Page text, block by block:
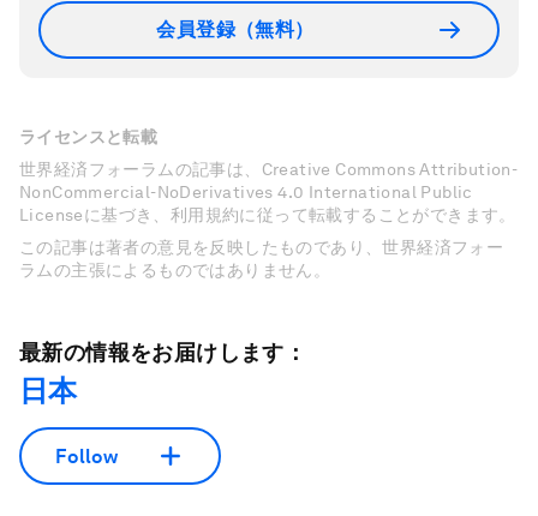
会員登録（無料）
ライセンスと転載
世界経済フォーラムの記事は、Creative Commons Attribution-
NonCommercial-NoDerivatives 4.0 International Public
Licenseに基づき、利用規約に従って転載することができます。
この記事は著者の意見を反映したものであり、世界経済フォー
ラムの主張によるものではありません。
最新の情報をお届けします：
日本
Follow